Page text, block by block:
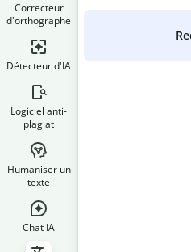
Correcteur
d'orthographe
Détecteur d'IA
Logiciel anti-
plagiat
Humaniser un
texte
Chat IA